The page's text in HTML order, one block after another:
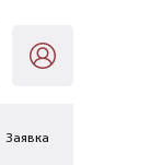
Заявка